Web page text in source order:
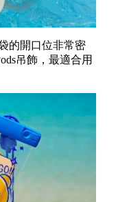
的開口位非常密
吊飾，最適合用